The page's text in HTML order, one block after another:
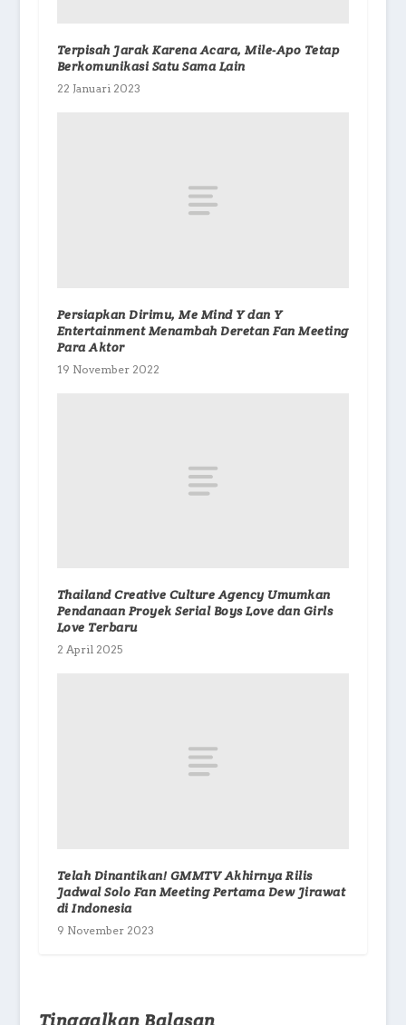
Terpisah Jarak Karena Acara, Mile-Apo Tetap
Berkomunikasi Satu Sama Lain
22 Januari 2023
Persiapkan Dirimu, Me Mind Y dan Y
Entertainment Menambah Deretan Fan Meeting
Para Aktor
19 November 2022
Thailand Creative Culture Agency Umumkan
Pendanaan Proyek Serial Boys Love dan Girls
Love Terbaru
2 April 2025
Telah Dinantikan! GMMTV Akhirnya Rilis
Jadwal Solo Fan Meeting Pertama Dew Jirawat
di Indonesia
9 November 2023